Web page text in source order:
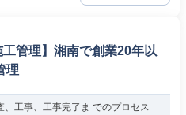
工管理】湘南で創業20年以
理
工事、工事完了ま でのプロセス